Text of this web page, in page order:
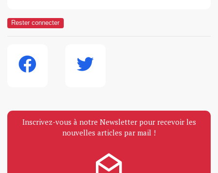
Rester connecter
Inscrivez-vous à notre Newsletter pour recevoir les
nouvelles articles par mail !